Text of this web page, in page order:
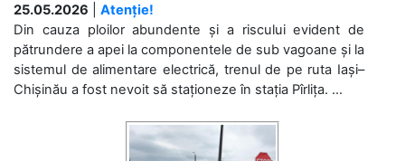
25.05.2026
Atenție!
Din cauza ploilor abundente și a riscului evident de
pătrundere a apei la componentele de sub vagoane și la
sistemul de alimentare electrică, trenul de pe ruta Iași–
Chișinău a fost nevoit să staționeze în stația Pîrlița. ...